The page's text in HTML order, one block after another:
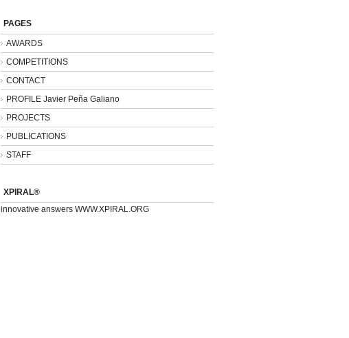
PAGES
AWARDS
COMPETITIONS
CONTACT
PROFILE Javier Peña Galiano
PROJECTS
PUBLICATIONS
STAFF
XPIRAL®
innovative answers WWW.XPIRAL.ORG